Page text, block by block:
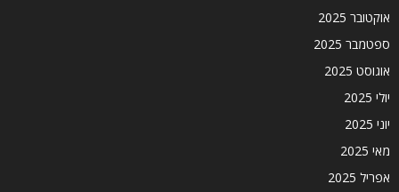
אוקטובר 2025
ספטמבר 2025
אוגוסט 2025
יולי 2025
יוני 2025
מאי 2025
אפריל 2025